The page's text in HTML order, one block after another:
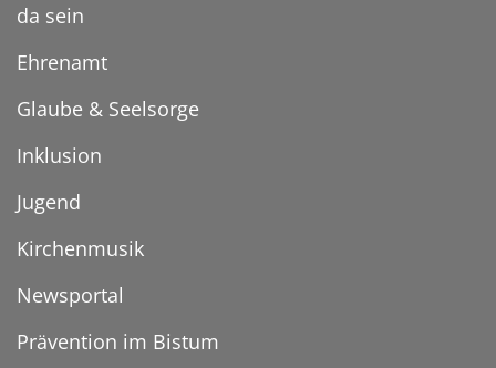
da sein
Ehrenamt
Glaube & Seelsorge
Inklusion
Jugend
Kirchenmusik
Newsportal
Prävention im Bistum